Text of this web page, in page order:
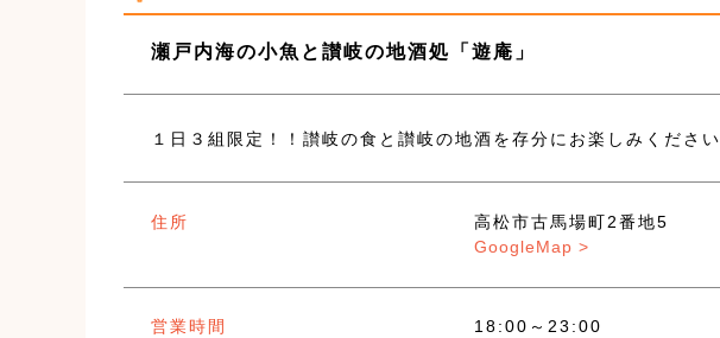
瀬戸内海の小魚と讃岐の地酒処「遊庵」
１日３組限定！！讃岐の食と讃岐の地酒を存分にお楽しみください
住所
高松市古馬場町2番地5
GoogleMap >
営業時間 18:00～23:00